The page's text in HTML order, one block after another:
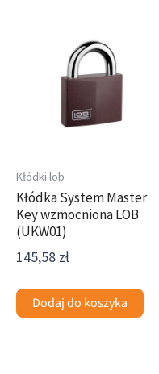
Kłódki lob
Kłódka System Master
Key wzmocniona LOB
(UKW01)
145,58 zł
Dodaj do koszyka